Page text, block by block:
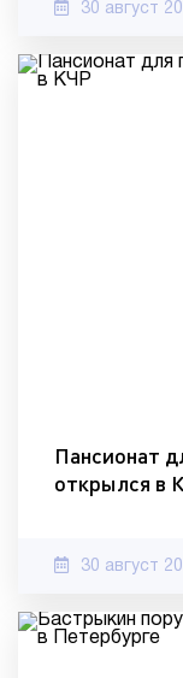
30 август
Пансионат
открылся в
30 август